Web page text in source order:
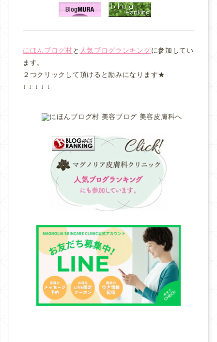
にほんブログ村と 人気ブログランキングに参加してい
ます。
２つクリックして頂けると励みになります★
↓ ↓ ↓ ↓ ↓